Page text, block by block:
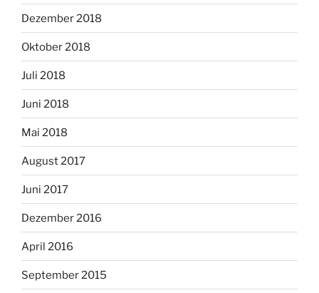
Dezember 2018
Oktober 2018
Juli 2018
Juni 2018
Mai 2018
August 2017
Juni 2017
Dezember 2016
April 2016
September 2015